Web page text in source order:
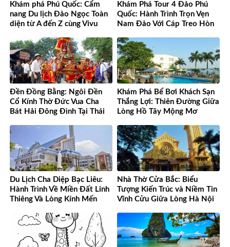
Khám phá Phú Quốc: Cẩm
nang Du lịch Đảo Ngọc Toàn
diện từ A đến Z cùng Vivu
Khám Phá Tour 4 Đảo Phú
Quốc: Hành Trình Trọn Vẹn
Nam Đảo Với Cáp Treo Hòn
Đền Đồng Bằng: Ngôi Đền
Cổ Kính Thờ Đức Vua Cha
Bát Hải Đông Đình Tại Thái
Khám Phá Bể Bơi Khách Sạn
Thắng Lợi: Thiên Đường Giữa
Lòng Hồ Tây Mộng Mơ
Du Lịch Cha Diệp Bạc Liêu:
Hành Trình Về Miền Đất Linh
Thiêng Và Lòng Kính Mến
Nhà Thờ Cửa Bắc: Biểu
Tượng Kiến Trúc và Niềm Tin
Vĩnh Cửu Giữa Lòng Hà Nội